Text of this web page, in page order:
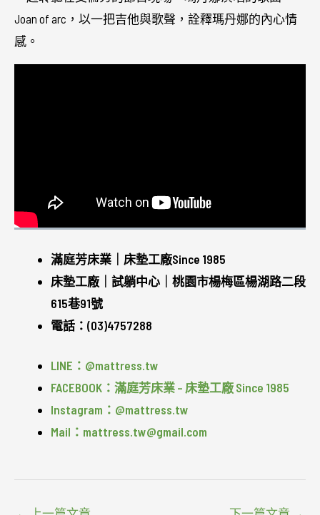
Joan of arc，以一把吉他與歌聲，詮釋瑪丹娜的內心情
感。
滿庭芳床業｜床墊工廠Since 1985
床墊工廠｜試躺中心｜桃園市楊梅區楊湖路二段
615巷91號
電話：(03)4757288
LINE：@mattress.tw
FACEBOOK：滿庭芳床業 – 床墊工廠 Since 1985
Instagram：@mattress.tw
Mail：mattress.tw@gmail.com